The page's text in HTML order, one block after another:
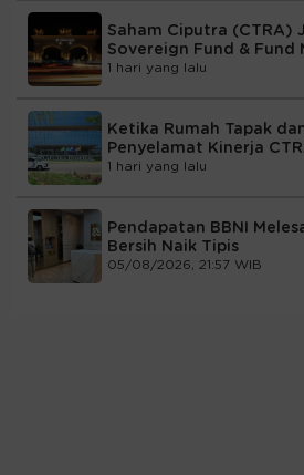
Saham Ciputra (CTRA)
Sovereign Fund & Fund
1 hari yang lalu
Ketika Rumah Tapak
Penyelamat Kinerja
1 hari yang lalu
Pendapatan BBNI
Bersih Naik Tipis
05/08/2026, 21:57 WIB